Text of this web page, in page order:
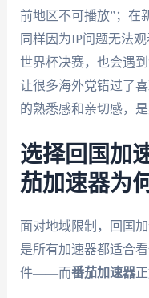
前地区不可播放”；在
同样因为IP问题无法
世界杯决赛，也会遇
让很多海外党错过了
的熟悉感和亲切感，
选择回国加
茄加速器为
面对地域限制，回国
是所有加速器都适合
件——而番茄加速器